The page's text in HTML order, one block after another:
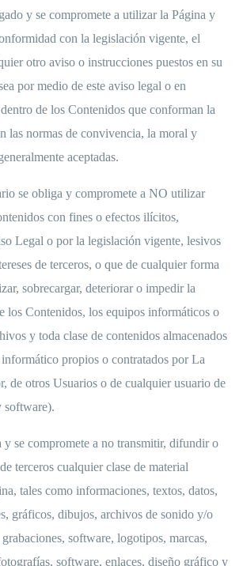
y se compromete a utilizar la Página y
con la legislación vigente, el
otro aviso o instrucciones puestos en su
por medio de este aviso legal o en
de los Contenidos que conforman la
las normas de convivencia, la moral y
aceptadas.
se obliga y compromete a NO utilizar
con fines o efectos ilícitos,
Legal o por la legislación vigente, lesivos
de terceros, o que de cualquier forma
sobrecargar, deteriorar o impedir la
los Contenidos, los equipos informáticos o
y toda clase de contenidos almacenados
propios o contratados por La
de otros Usuarios o de cualquier usuario de
software).
se compromete a no transmitir, difundir o
terceros cualquier clase de material
tales como informaciones, textos, datos,
gráficos, dibujos, archivos de sonido y/o
software, logotipos, marcas,
software, enlaces, diseño gráfico y